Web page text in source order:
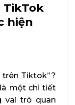
TikTok
hiện
trên Tiktok”?
một chi tiết
vai trò quan